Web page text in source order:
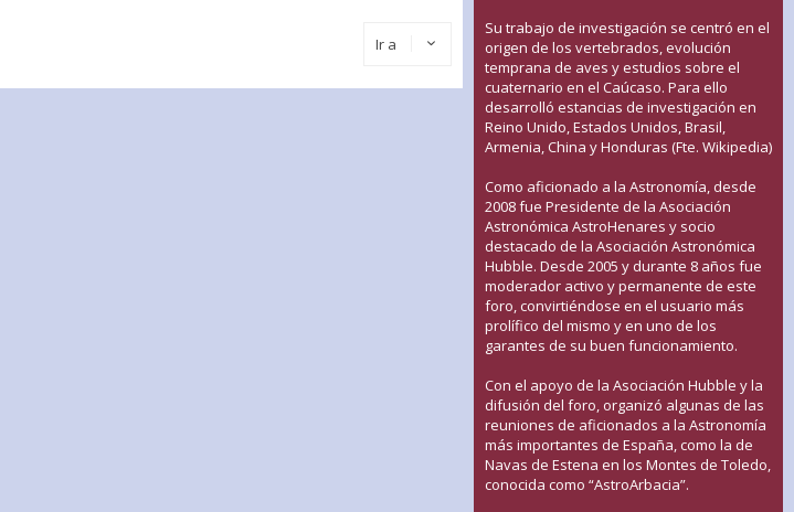
Ir a
Su trabajo de investigación se centró en el
origen de los vertebrados, evolución
temprana de aves y estudios sobre el
cuaternario en el Caúcaso. Para ello
desarrolló estancias de investigación en
Reino Unido, Estados Unidos, Brasil,
Armenia, China y Honduras (Fte. Wikipedia)
Como aficionado a la Astronomía, desde
2008 fue Presidente de la Asociación
Astronómica AstroHenares y socio
destacado de la Asociación Astronómica
Hubble. Desde 2005 y durante 8 años fue
moderador activo y permanente de este
foro, convirtiéndose en el usuario más
prolífico del mismo y en uno de los
garantes de su buen funcionamiento.
Con el apoyo de la Asociación Hubble y la
difusión del foro, organizó algunas de las
reuniones de aficionados a la Astronomía
más importantes de España, como la de
Navas de Estena en los Montes de Toledo,
conocida como “AstroArbacia”.